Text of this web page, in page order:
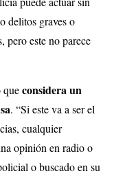
delitos graves o
pero este no parece
queconsidera un
. “Si este va a ser el
cualquier
opinión en radio o
o buscado en su